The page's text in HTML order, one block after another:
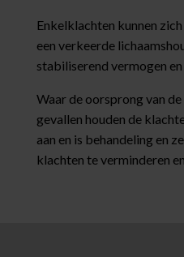
Enkelklachten kunnen
een verkeerde
stabiliserend vermogen
Waar de oorsprong van
gevallen houden de
aan en is behandeling en
klachten te verminderen